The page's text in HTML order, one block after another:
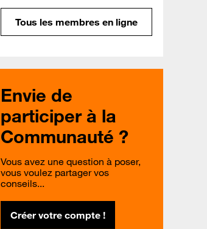
Tous les membres en ligne
Envie de
participer à la
Communauté ?
Vous avez une question à poser,
vous voulez partager vos
conseils...
Créer votre compte !